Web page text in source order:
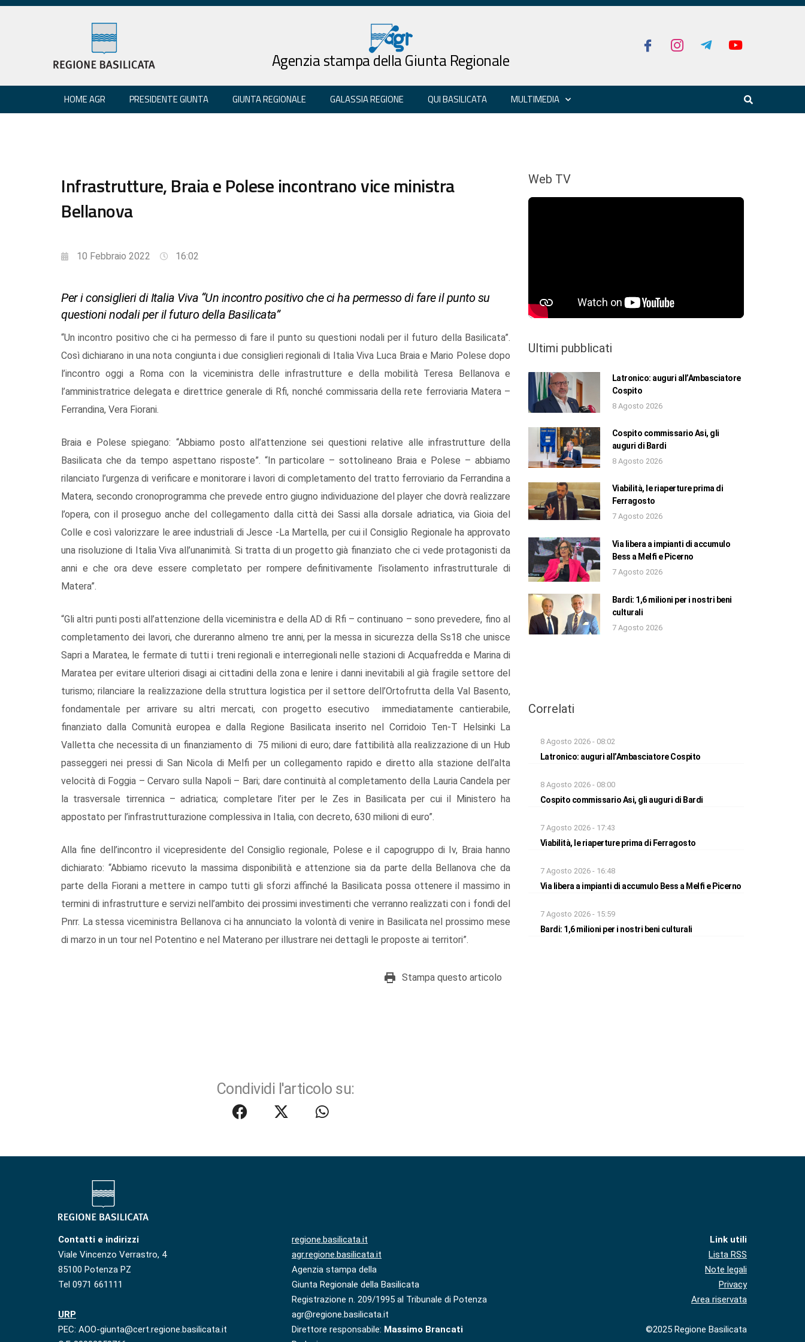
Agenzia stampa della Giunta Regionale
HOME AGR PRESIDENTE GIUNTA GIUNTA REGIONALE GALASSIA REGIONE QUI BASILICATA MULTIMEDIA
Infrastrutture, Braia e Polese incontrano vice ministra
Bellanova
10 Febbraio 2022 16:02
Per i consiglieri di Italia Viva “Un incontro positivo che ci ha permesso di fare il punto su
questioni nodali per il futuro della Basilicata”
“Un incontro positivo che ci ha permesso di fare il punto su questioni nodali per il futuro della Basilicata”.
Così dichiarano in una nota congiunta i due consiglieri regionali di Italia Viva Luca Braia e Mario Polese dopo
l’incontro oggi a Roma con la viceministra delle infrastrutture e della mobilità Teresa Bellanova e
l’amministratrice delegata e direttrice generale di Rfi, nonché commissaria della rete ferroviaria Matera –
Ferrandina, Vera Fiorani.
Braia e Polese spiegano: “Abbiamo posto all’attenzione sei questioni relative alle infrastrutture della
Basilicata che da tempo aspettano risposte”. “In particolare – sottolineano Braia e Polese – abbiamo
rilanciato l’urgenza di verificare e monitorare i lavori di completamento del tratto ferroviario da Ferrandina a
Matera, secondo cronoprogramma che prevede entro giugno individuazione del player che dovrà realizzare
l’opera, con il proseguo anche del collegamento dalla città dei Sassi alla dorsale adriatica, via Gioia del
Colle e così valorizzare le aree industriali di Jesce -La Martella, per cui il Consiglio Regionale ha approvato
una risoluzione di Italia Viva all’unanimità. Si tratta di un progetto già finanziato che ci vede protagonisti da
anni e che ora deve essere completato per rompere definitivamente l’isolamento infrastrutturale di
Matera”.
“Gli altri punti posti all’attenzione della viceministra e della AD di Rfi – continuano – sono prevedere, fino al
completamento dei lavori, che dureranno almeno tre anni, per la messa in sicurezza della Ss18 che unisce
Sapri a Maratea, le fermate di tutti i treni regionali e interregionali nelle stazioni di Acquafredda e Marina di
Maratea per evitare ulteriori disagi ai cittadini della zona e lenire i danni inevitabili al già fragile settore del
turismo; rilanciare la realizzazione della struttura logistica per il settore dell’Ortofrutta della Val Basento,
fondamentale per arrivare su altri mercati, con progetto esecutivo immediatamente cantierabile,
finanziato dalla Comunità europea e dalla Regione Basilicata inserito nel Corridoio Ten-T Helsinki La
Valletta che necessita di un finanziamento di 75 milioni di euro; dare fattibilità alla realizzazione di un Hub
passeggeri nei pressi di San Nicola di Melfi per un collegamento rapido e diretto alla stazione dell’alta
velocità di Foggia – Cervaro sulla Napoli – Bari; dare continuità al completamento della Lauria Candela per
la trasversale tirrennica – adriatica; completare l’iter per le Zes in Basilicata per cui il Ministero ha
appostato per l’infrastrutturazione complessiva in Italia, con decreto, 630 milioni di euro”.
Alla fine dell’incontro il vicepresidente del Consiglio regionale, Polese e il capogruppo di Iv, Braia hanno
dichiarato: “Abbiamo ricevuto la massima disponibilità e attenzione sia da parte della Bellanova che da
parte della Fiorani a mettere in campo tutti gli sforzi affinché la Basilicata possa ottenere il massimo in
termini di infrastrutture e servizi nell’ambito dei prossimi investimenti che verranno realizzati con i fondi del
Pnrr. La stessa viceministra Bellanova ci ha annunciato la volontà di venire in Basilicata nel prossimo mese
di marzo in un tour nel Potentino e nel Materano per illustrare nei dettagli le proposte ai territori”.
Stampa questo articolo
Condividi l'articolo su:
Web TV
Ultimi pubblicati
Latronico: auguri all’Ambasciatore
Cospito
8 Agosto 2026
Cospito commissario Asi, gli
auguri di Bardi
8 Agosto 2026
Viabilità, le riaperture prima di
Ferragosto
7 Agosto 2026
Via libera a impianti di accumulo
Bess a Melfi e Picerno
7 Agosto 2026
Bardi: 1,6 milioni per i nostri beni
culturali
7 Agosto 2026
Correlati
8 Agosto 2026 - 08:02
Latronico: auguri all’Ambasciatore Cospito
8 Agosto 2026 - 08:00
Cospito commissario Asi, gli auguri di Bardi
7 Agosto 2026 - 17:43
Viabilità, le riaperture prima di Ferragosto
7 Agosto 2026 - 16:48
Via libera a impianti di accumulo Bess a Melfi e Picerno
7 Agosto 2026 - 15:59
Bardi: 1,6 milioni per i nostri beni culturali
Contatti e indirizzi
Viale Vincenzo Verrastro, 4
85100 Potenza PZ
Tel 0971 661111
URP
PEC: AOO-giunta@cert.regione.basilicata.it
regione.basilicata.it
agr.regione.basilicata.it
Agenzia stampa della
Giunta Regionale della Basilicata
Registrazione n. 209/1995 al Tribunale di Potenza
agr@regione.basilicata.it
Direttore responsabile: Massimo Brancati
Link utili
Lista RSS
Note legali
Privacy
Area riservata
©2025 Regione Basilicata